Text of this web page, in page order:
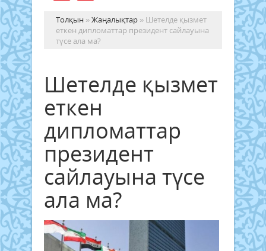
Толқын »Жаңалықтар » Шетелде қызмет
еткен дипломаттар президент сайлауына
түсе ала ма?
Шетелде қызмет
еткен
дипломаттар
президент
сайлауына түсе
ала ма?